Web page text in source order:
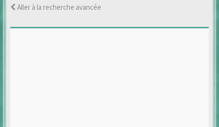
Aller à la recherche avancée